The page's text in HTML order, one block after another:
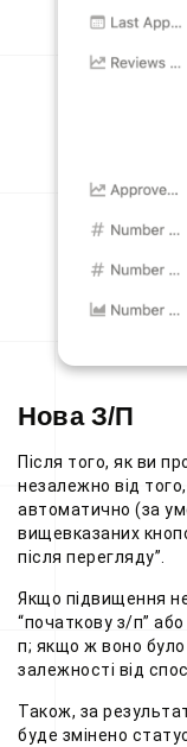
Нова З/П
Після того, як ви
незалежно від
автоматично (за
вищевказаних
після перегляду”.
Якщо підвищення
“початкову з/п”
п; якщо ж воно
залежності від
Також, за
буде змінено